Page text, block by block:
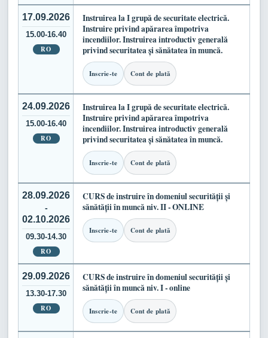
17.09.2026
15.00-16.40
RO
Instruirea la I grupă de securitate electrică.
Instruire privind apărarea împotriva
incendiilor. Instruirea introductiv generală
privind securitatea și sănătatea în muncă.
Inscrie-te Cont de plată
24.09.2026
15.00-16.40
RO
Instruirea la I grupă de securitate electrică.
Instruire privind apărarea împotriva
incendiilor. Instruirea introductiv generală
privind securitatea și sănătatea în muncă.
Inscrie-te Cont de plată
28.09.2026
-
02.10.2026
09.30-14.30
RO
CURS de instruire în domeniul securității și
sănătății în muncă niv. II - ONLINE
Inscrie-te Cont de plată
29.09.2026
13.30-17.30
RO
CURS de instruire în domeniul securității și
sănătății în muncă niv. I - online
Inscrie-te Cont de plată